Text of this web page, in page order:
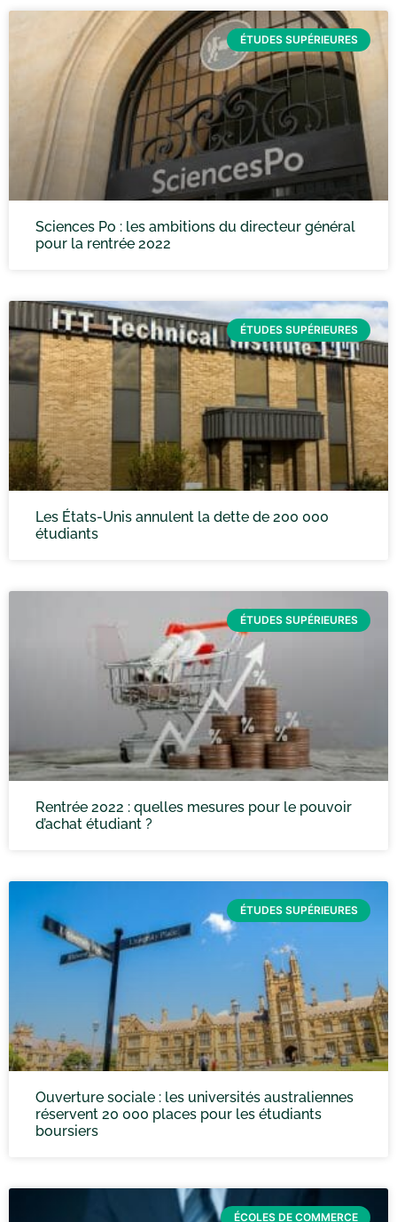
ÉTUDES SUPÉRIEURES
Sciences Po : les ambitions du directeur général
pour la rentrée 2022
ÉTUDES SUPÉRIEURES
Les États-Unis annulent la dette de 200 000
étudiants
ÉTUDES SUPÉRIEURES
Rentrée 2022 : quelles mesures pour le pouvoir
d’achat étudiant ?
ÉTUDES SUPÉRIEURES
Ouverture sociale : les universités australiennes
réservent 20 000 places pour les étudiants
boursiers
ÉCOLES DE COMMERCE